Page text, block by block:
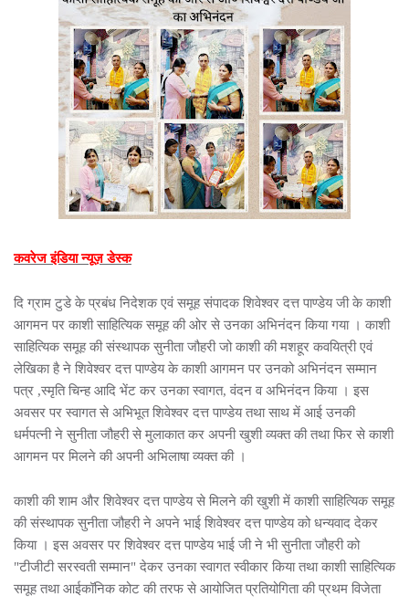
कवरेज इंडिया न्यूज़ डेस्क
दि ग्राम टुडे के प्रबंध निदेशक एवं समूह संपादक शिवेश्वर दत्त पाण्डेय जी के काशी
आगमन पर काशी साहित्यिक समूह की ओर से उनका अभिनंदन किया गया । काशी
साहित्यिक समूह की संस्थापक सुनीता जौहरी जो काशी की मशहूर कवयित्री एवं
लेखिका है ने शिवेश्वर दत्त पाण्डेय के काशी आगमन पर उनको अभिनंदन सम्मान
पत्र ,स्मृति चिन्ह आदि भेंट कर उनका स्वागत, वंदन व अभिनंदन किया । इस
अवसर पर स्वागत से अभिभूत शिवेश्वर दत्त पाण्डेय तथा साथ में आई उनकी
धर्मपत्नी ने सुनीता जौहरी से मुलाकात कर अपनी खुशी व्यक्त की तथा फिर से काशी
आगमन पर मिलने की अपनी अभिलाषा व्यक्त की ।
काशी की शाम और शिवेश्वर दत्त पाण्डेय से मिलने की खुशी में काशी साहित्यिक समूह
की संस्थापक सुनीता जौहरी ने अपने भाई शिवेश्वर दत्त पाण्डेय को धन्यवाद देकर
किया । इस अवसर पर शिवेश्वर दत्त पाण्डेय भाई जी ने भी सुनीता जौहरी को
"टीजीटी सरस्वती सम्मान" देकर उनका स्वागत स्वीकार किया तथा काशी साहित्यिक
समूह तथा आईकॉनिक कोट की तरफ से आयोजित प्रतियोगिता की प्रथम विजेता